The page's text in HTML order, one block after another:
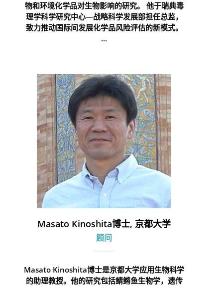
物和环境化学品对生物影响的研究。 他于瑞典毒
理学科学研究中心—战略科学发展部担任总监，
致力推动国际间发展化学品风险评估的新模式。
...
Masato Kinoshita博士, 京都大学
顾问
Masato Kinoshita博士是京都大学应用生物科学
的助理教授。他的研究包括鲭鳉鱼生物学，遗传